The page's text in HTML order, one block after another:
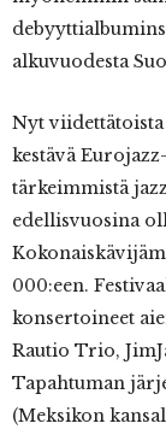
alkuvuodesta
Nyt viidettätoista
kestävä
tärkeimmistä
edellisvuosina
000:een.
konsertoineet
Rautio Trio,
Tapahtuman
(Meksikon